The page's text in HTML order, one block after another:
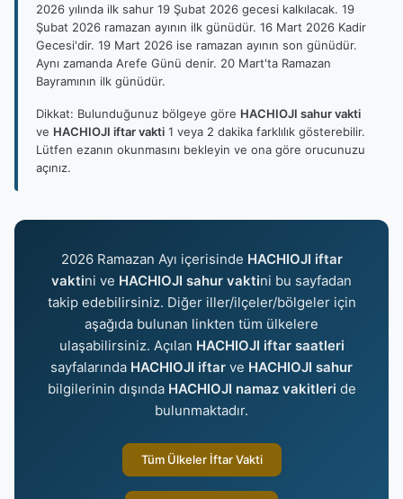
2026 yılında ilk sahur 19 Şubat 2026 gecesi kalkılacak. 19
Şubat 2026 ramazan ayının ilk günüdür. 16 Mart 2026 Kadir
Gecesi'dir. 19 Mart 2026 ise ramazan ayının son günüdür.
Aynı zamanda Arefe Günü denir. 20 Mart'ta Ramazan
Bayramının ilk günüdür.
Dikkat: Bulunduğunuz bölgeye göre HACHIOJI sahur vakti
ve HACHIOJI iftar vakti 1 veya 2 dakika farklılık gösterebilir.
Lütfen ezanın okunmasını bekleyin ve ona göre orucunuzu
açınız.
2026 Ramazan Ayı içerisinde HACHIOJI iftar
vaktini ve HACHIOJI sahur vaktini bu sayfadan
takip edebilirsiniz. Diğer iller/ilçeler/bölgeler için
aşağıda bulunan linkten tüm ülkelere
ulaşabilirsiniz. Açılan HACHIOJI iftar saatleri
sayfalarında HACHIOJI iftar ve HACHIOJI sahur
bilgilerinin dışında HACHIOJI namaz vakitleri de
bulunmaktadır.
Tüm Ülkeler İftar Vakti